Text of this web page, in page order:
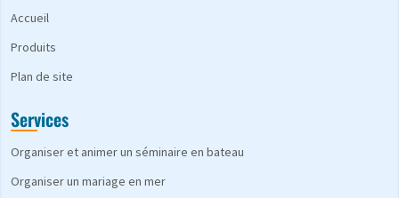
Accueil
Produits
Plan de site
Services
Organiser et animer un séminaire en bateau
Organiser un mariage en mer